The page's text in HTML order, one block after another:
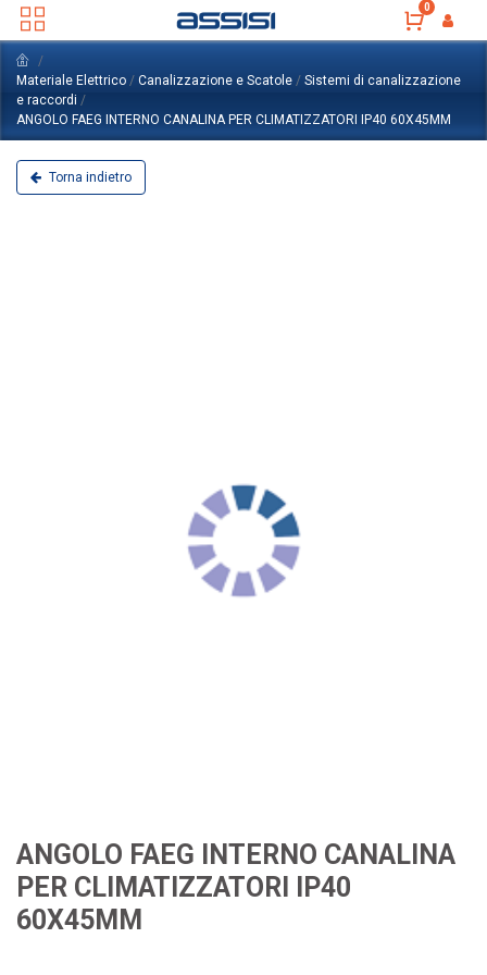
0
Materiale Elettrico / Canalizzazione e Scatole / Sistemi di canalizzazione
e raccordi /
ANGOLO FAEG INTERNO CANALINA PER CLIMATIZZATORI IP40 60X45MM
Torna indietro
ANGOLO FAEG INTERNO CANALINA
PER CLIMATIZZATORI IP40
60X45MM